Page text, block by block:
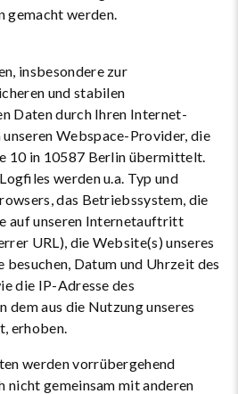
gemacht werden.
insbesondere zur
und stabilen
Daten durch Ihren Internet-
unseren Webspace-Provider, die
10 in 10587 Berlin übermittelt.
werden u.a. Typ und
das Betriebssystem, die
auf unseren Internetauftritt
URL), die Website(s) unseres
Datum und Uhrzeit des
die IP-Adresse des
dem aus die Nutzung unseres
erhoben.
werden vorrübergehend
nicht gemeinsam mit anderen